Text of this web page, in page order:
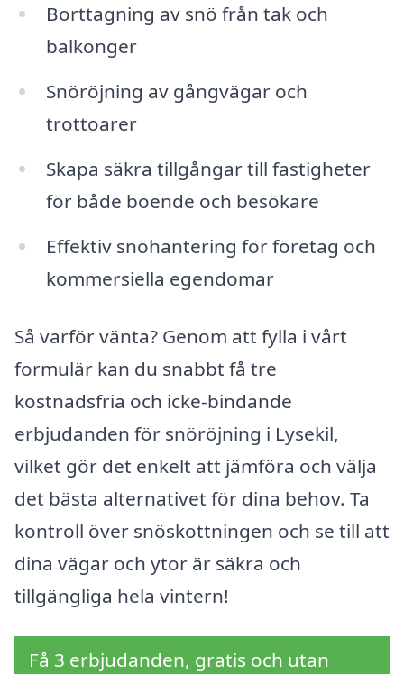
Borttagning av snö från tak och
balkonger
Snöröjning av gångvägar och
trottoarer
Skapa säkra tillgångar till fastigheter
för både boende och besökare
Effektiv snöhantering för företag och
kommersiella egendomar
Så varför vänta? Genom att fylla i vårt
formulär kan du snabbt få tre
kostnadsfria och icke-bindande
erbjudanden för snöröjning i Lysekil,
vilket gör det enkelt att jämföra och välja
det bästa alternativet för dina behov. Ta
kontroll över snöskottningen och se till att
dina vägar och ytor är säkra och
tillgängliga hela vintern!
Få 3 erbjudanden, gratis och utan